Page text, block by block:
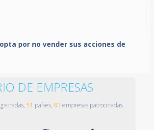
por no vender sus acciones de
DE EMPRESAS
51 países, 83 empresas patrocinadas